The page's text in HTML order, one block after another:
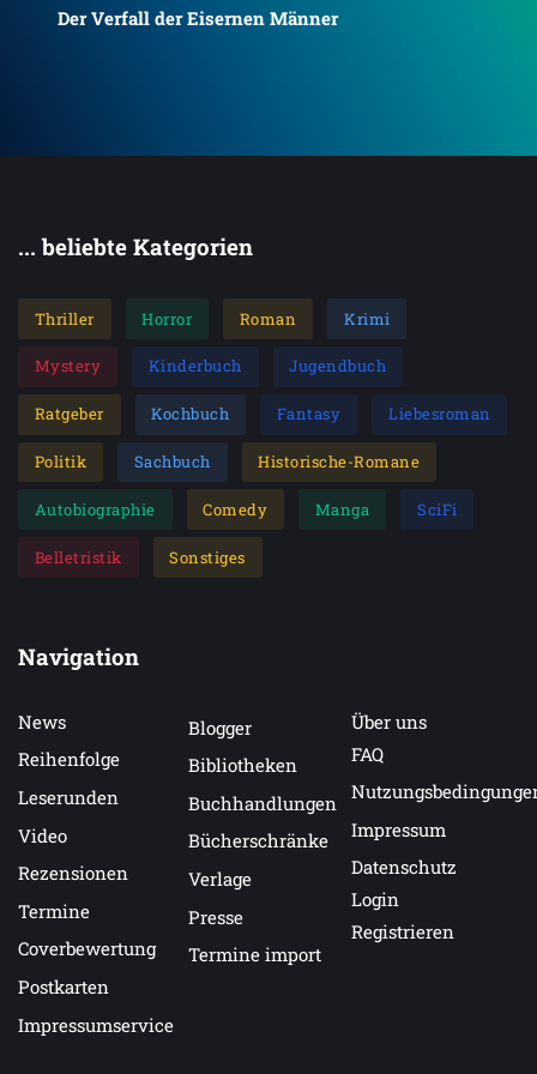
Der Verfall der Eisernen Männer
... beliebte Kategorien
Thriller Horror Roman Krimi
Mystery Kinderbuch Jugendbuch
Ratgeber Kochbuch Fantasy Liebesroman
Politik Sachbuch Historische-Romane
Autobiographie Comedy Manga SciFi
Belletristik Sonstiges
Navigation
News
Reihenfolge
Leserunden
Video
Rezensionen
Termine
Coverbewertung
Postkarten
Impressumservice
Blogger
Bibliotheken
Buchhandlungen
Bücherschränke
Verlage
Presse
Termine import
Über uns
FAQ
Impressum
Datenschutz
Login
Registrieren